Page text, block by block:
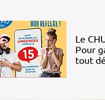
Le
Pour
tout